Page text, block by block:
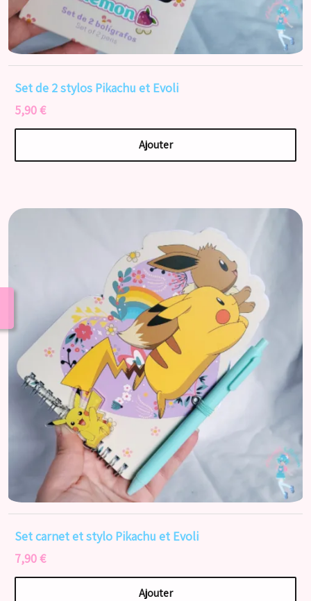
Set de 2 stylos Pikachu et Evoli
5,90 €
Ajouter
Set carnet et stylo Pikachu et Evoli
7,90 €
Ajouter